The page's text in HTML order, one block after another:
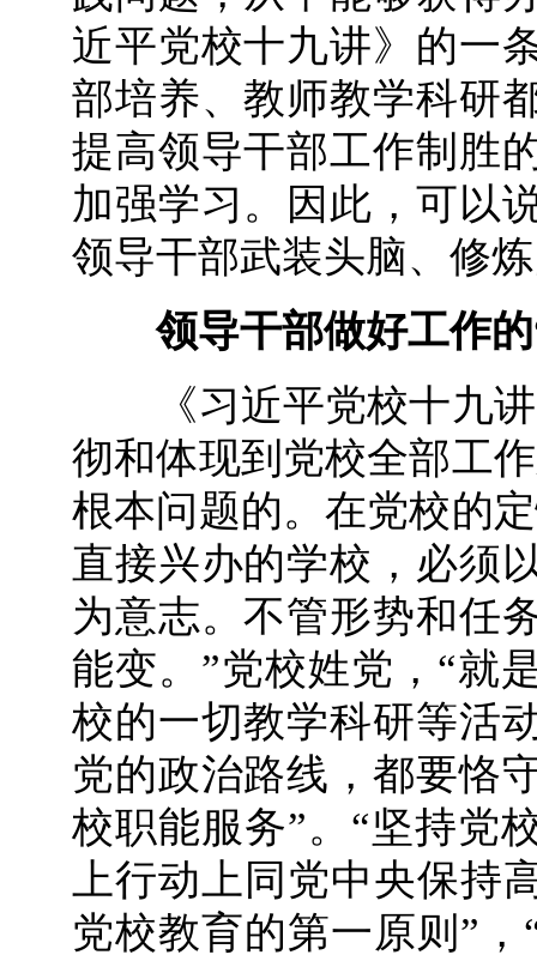
近平党校十九讲》的一
部培养、教师教学科研
提高领导干部工作制胜
加强学习。因此，可以
领导干部武装头脑、修
领导干部做好工作
《习近平党校十九讲
彻和体现到党校全部工
根本问题的。在党校的
直接兴办的学校，必须
为意志。不管形势和任
能变。”党校姓党，“就
校的一切教学科研等活
党的政治路线，都要恪
校职能服务”。“坚持党
上行动上同党中央保持
党校教育的第一原则”